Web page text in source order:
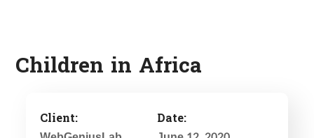
Children in Africa
Client:
Date: